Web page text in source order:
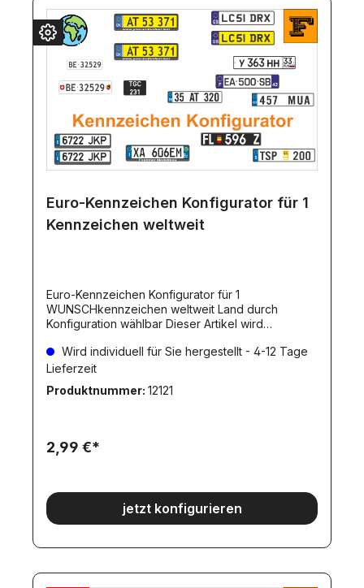
Euro-Kennzeichen Konfigurator für 1
Kennzeichen weltweit
Euro-Kennzeichen Konfigurator für 1
WUNSCHkennzeichen weltweit Land durch
Konfiguration wählbar Dieser Artikel wird
eine Lieferverzögerung, wie beim Artikel
angegeben. Individuelle hergestellte Artikel
angefertigt.
Wird individuell für Sie hergestellt - 4-12 Tage
Lieferzeit
Produktnummer: 12121
2,99 €*
jetzt konfigurieren